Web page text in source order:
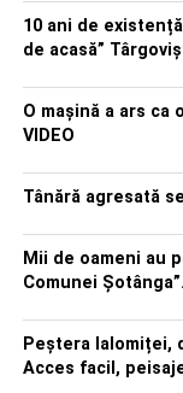
10 ani de
de acasă”
O mașină a ars
VIDEO
Tânără agresată
Mii de oameni au
Comunei
Peștera Ialomiței,
Acces facil,